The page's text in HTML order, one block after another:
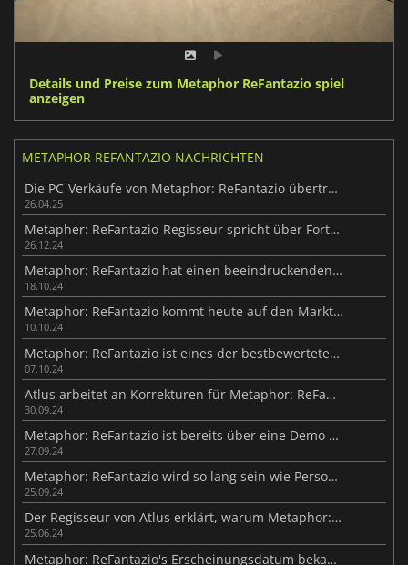
Details und Preise zum Metaphor ReFantazio spiel
anzeigen
METAPHOR REFANTAZIO NACHRICHTEN
Die PC-Verkäufe von Metaphor: ReFantazio übertreffen die Erwartungen
26.04.25
Metapher: ReFantazio-Regisseur spricht über Fortsetzungen
26.12.24
Metaphor: ReFantazio hat einen beeindruckenden Start
18.10.24
Metaphor: ReFantazio kommt heute auf den Markt, verpasst nicht die Systemanforderungen für den PC
10.10.24
Metaphor: ReFantazio ist eines der bestbewerteten Spiele des Jahres 2024
07.10.24
Atlus arbeitet an Korrekturen für Metaphor: ReFantazio
30.09.24
Metaphor: ReFantazio ist bereits über eine Demo spielbar
27.09.24
Metaphor: ReFantazio wird so lang sein wie Persona 5
25.09.24
Der Regisseur von Atlus erklärt, warum Metaphor: ReFantazio keine Romantikoptionen bietet
25.06.24
Metaphor: ReFantazio's Erscheinungsdatum bekannt gegeben